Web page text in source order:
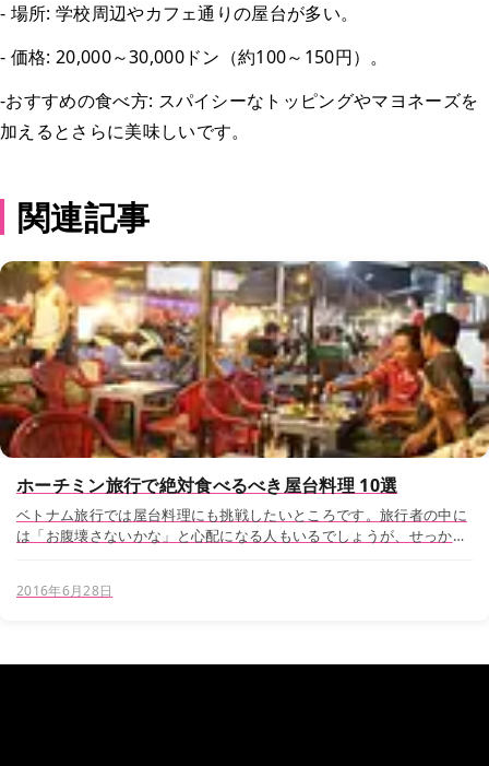
- 場所: 学校周辺やカフェ通りの屋台が多い。
- 価格: 20,000～30,000ドン（約100～150円）。
-おすすめの食べ方: スパイシーなトッピングやマヨネーズを
加えるとさらに美味しいです。
関連記事
ホーチミン旅行で絶対食べるべき屋台料理 10選
ベトナム旅行では屋台料理にも挑戦したいところです。旅行者の中に
は「お腹壊さないかな」と心配になる人もいるでしょうが、せっかく
2016年6月28日